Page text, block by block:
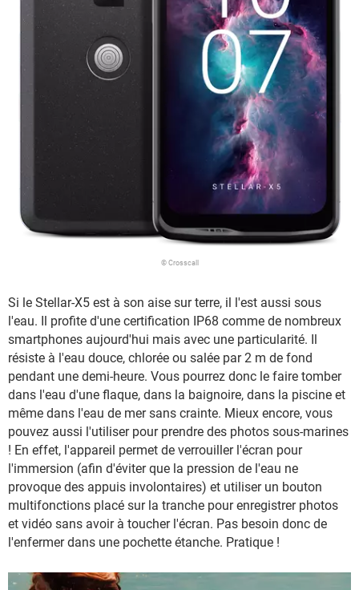
© Crosscall
Si le Stellar-X5 est à son aise sur terre, il l'est aussi sous
l'eau. Il profite d'une certification IP68 comme de nombreux
smartphones aujourd'hui mais avec une particularité. Il
résiste à l'eau douce, chlorée ou salée par 2 m de fond
pendant une demi-heure. Vous pourrez donc le faire tomber
dans l'eau d'une flaque, dans la baignoire, dans la piscine et
même dans l'eau de mer sans crainte. Mieux encore, vous
pouvez aussi l'utiliser pour prendre des photos sous-marines
! En effet, l'appareil permet de verrouiller l'écran pour
l'immersion (afin d'éviter que la pression de l'eau ne
provoque des appuis involontaires) et utiliser un bouton
multifonctions placé sur la tranche pour enregistrer photos
et vidéo sans avoir à toucher l'écran. Pas besoin donc de
l'enfermer dans une pochette étanche. Pratique !